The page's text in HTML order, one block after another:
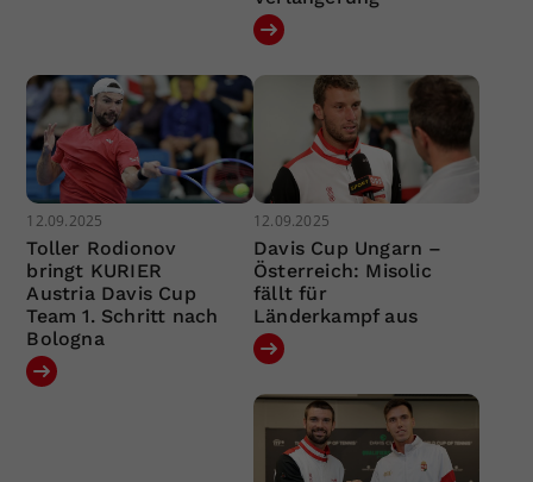
12.09.2025
Toller Rodionov
bringt KURIER
Austria Davis Cup
Team 1. Schritt nach
Bologna
12.09.2025
Davis Cup Ungarn –
Österreich: Misolic
fällt für
Länderkampf aus